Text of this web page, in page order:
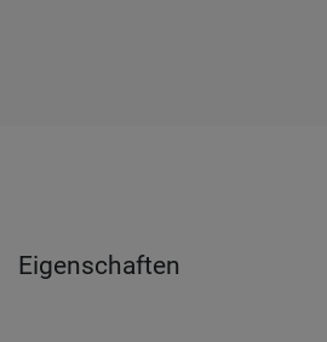
Eigenschaften